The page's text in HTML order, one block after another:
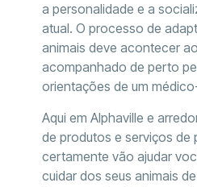
a personalidade e a
atual. O processo de
animais deve acontecer
acompanhado de perto
orientações de um
Aqui em Alphaville e
de produtos e serviços de
certamente vão ajudar
cuidar dos seus animais